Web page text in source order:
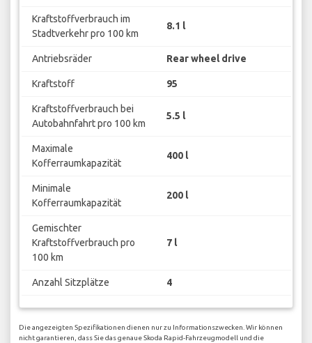
Kraftstoffverbrauch im
Stadtverkehr pro 100 km
8.1 l
Antriebsräder Rear wheel drive
Kraftstoff 95
Kraftstoffverbrauch bei
Autobahnfahrt pro 100 km
5.5 l
Maximale
Kofferraumkapazität
400 l
Minimale
Kofferraumkapazität
200 l
Gemischter
Kraftstoffverbrauch pro
100 km
7 l
Anzahl Sitzplätze 4
Die angezeigten Spezifikationen dienen nur zu Informationszwecken. Wir können
nicht garantieren, dass Sie das genaue Skoda Rapid-Fahrzeugmodell und die